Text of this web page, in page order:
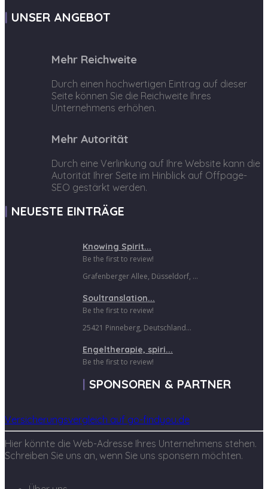
UNSER ANGEBOT
Mehr Reichweite
Durch einen hochwertigen Eintrag auf dieser
Seite können Sie die Reichweite Ihres
Unternehmens erhöhen.
Mehr Autorität
Durch eine Verlinkung auf Ihre Website kann die
Autorität Ihrer Seite im Hinblick auf Offpage-
SEO gestärkt werden.
NEUESTE EINTRÄGE
Knowing Spirit...
Be the first to review!
Grafenberger Allee, Düsseldorf, ...
Soultranslation...
Be the first to review!
25421 Pinneberg, Deutschland...
Engeltherapie, spiri...
Be the first to review!
SPONSOREN & PARTNER
Versicherungsvergleich auf go-findyou.de
Hier könnte die Web-Adresse Ihres Unternehmens stehen.
Schreiben Sie uns an, wenn Sie uns sponsern möchten.